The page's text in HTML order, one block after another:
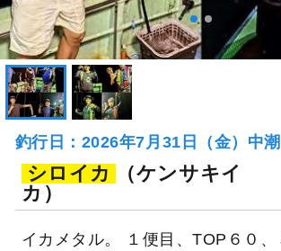
釣行日：2026年7月31日（金）中潮
シロイカ
（ケンサキイ
カ）
イカメタル。 １便目、TOP６０、